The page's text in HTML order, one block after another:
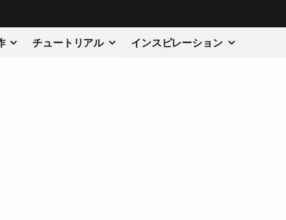
チュートリアル インスピレーション